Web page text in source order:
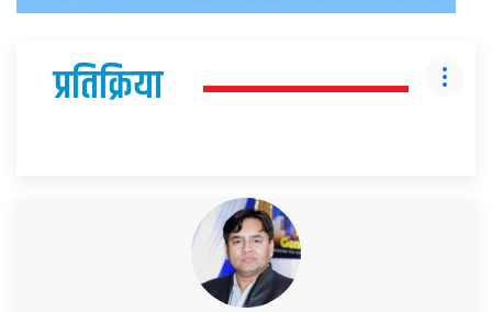
प्रतिक्रिया